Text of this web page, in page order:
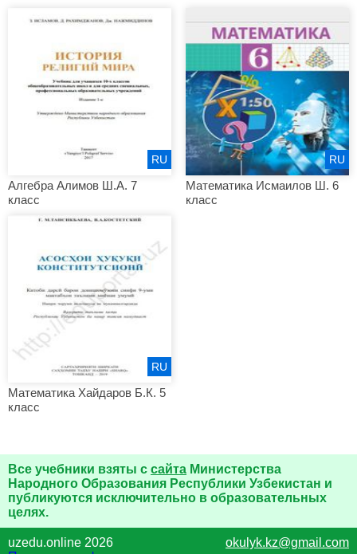
Алгебра Алимов Ш.А. 7
класс
RU
Математика Исмаилов Ш. 6
класс
RU
Математика Хайдаров Б.К. 5
класс
RU
Все учебники взяты с сайта Министерства
Народного Образования Республики Узбекистан и
публикуются исключительно в образовательных
целях.
uzedu.online 2026
okulyk.kz@gmail.com